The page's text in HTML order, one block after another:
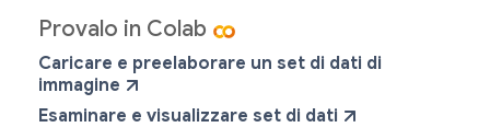
Provalo in Colab
Caricare e preelaborare un set di dati di
immagine
Esaminare e visualizzare set di dati